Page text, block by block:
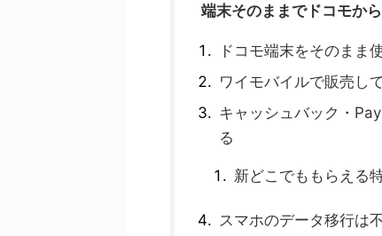
端末そのままでドコモか
ドコモ端末をそのまま
ワイモバイルで販売し
キャッシュバック・
る
新どこでももらえる
スマホのデータ移行は